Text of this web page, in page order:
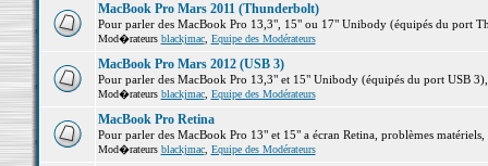
MacBook Pro Mars 2011 (Thunderbolt)
Pour parler des MacBook Pro 13,3", 15" ou 17" Unibody (équipés du port
Mod�rateurs blackjmac, Equipe des Modérateurs
MacBook Pro Mars 2012 (USB 3)
Pour parler des MacBook Pro 13,3" et 15" Unibody (équipés du port USB
Mod�rateurs blackjmac, Equipe des Modérateurs
MacBook Pro Retina
Pour parler des MacBook Pro 13" et 15" a écran Retina, problèmes matériels,
Mod�rateurs blackjmac, Equipe des Modérateurs